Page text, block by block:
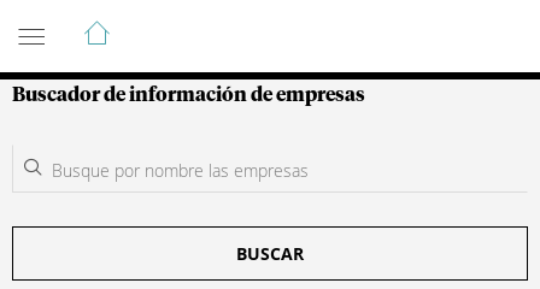
Guía de Empresas Colombianas
Buscador de información de empresas
BUSCAR